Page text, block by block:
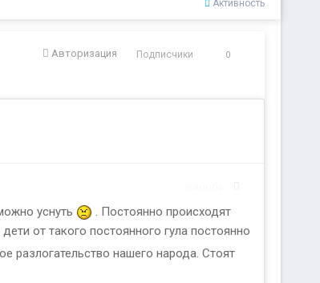
Активность
Авторизация Подписчики 0
уснуть
. Постоянно происходят
от такого постоянного гула постоянно
разлогательство нашего народа. Стоят